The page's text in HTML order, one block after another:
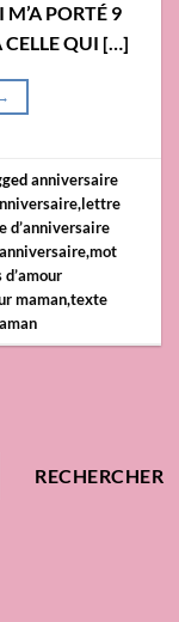
PORTÉ 9
CELLE QUI […]
anniversaire
,lettre
d’anniversaire
,mot
maman,texte
RECHERCHER